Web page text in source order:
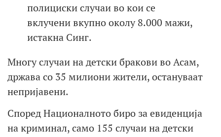
полициски случаи во кои се
вклучени вкупно околу 8.000 мажи,
истакна Синг.
Многу случаи на детски бракови во Асам,
држава со 35 милиони жители, остануваат
непријавени.
Според Националното биро за евиденција
на криминал, само 155 случаи на детски